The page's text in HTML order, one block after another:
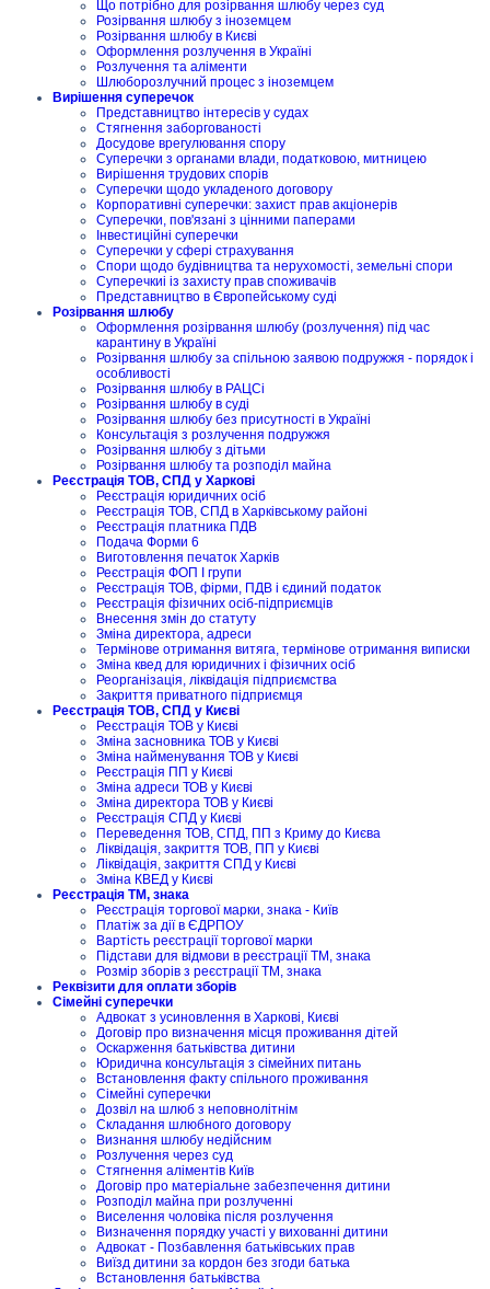
Що потрібно для розірвання шлюбу через суд
Розірвання шлюбу з іноземцем
Розірвання шлюбу в Києві
Оформлення розлучення в Україні
Розлучення та аліменти
Шлюборозлучний процес з іноземцем
Вирішення суперечок
Представництво інтересів у судах
Стягнення заборгованості
Досудове врегулювання спору
Суперечки з органами влади, податковою, митницею
Вирішення трудових спорів
Суперечки щодо укладеного договору
Корпоративні суперечки: захист прав акціонерів
Суперечки, пов'язані з цінними паперами
Інвестиційні суперечки
Суперечки у сфері страхування
Спори щодо будівництва та нерухомості, земельні спори
Суперечкиі із захисту прав споживачів
Представництво в Європейському суді
Розірвання шлюбу
Оформлення розірвання шлюбу (розлучення) під час
карантину в Україні
Розірвання шлюбу за спільною заявою подружжя - порядок і
особливості
Розірвання шлюбу в РАЦСі
Розірвання шлюбу в суді
Розірвання шлюбу без присутності в Україні
Консультація з розлучення подружжя
Розірвання шлюбу з дітьми
Розірвання шлюбу та розподіл майна
Реєстрація ТОВ, СПД у Харкові
Реєстрація юридичних осіб
Реєстрація ТОВ, СПД в Харківському районі
Реєстрація платника ПДВ
Подача Форми 6
Виготовлення печаток Харків
Реєстрація ФОП I групи
Реєстрація ТОВ, фірми, ПДВ і єдиний податок
Реєстрація фізичних осіб-підприємців
Внесення змін до статуту
Зміна директора, адреси
Термінове отримання витяга, термінове отримання виписки
Зміна квед для юридичних і фізичних осіб
Реорганізація, ліквідація підприємства
Закриття приватного підприємця
Реєстрація ТОВ, СПД у Києві
Реєстрація ТОВ у Києві
Зміна засновника ТОВ у Києві
Зміна найменування ТОВ у Києві
Реєстрація ПП у Києві
Зміна адреси ТОВ у Києві
Зміна директора ТОВ у Києві
Реєстрація СПД у Києві
Переведення ТОВ, СПД, ПП з Криму до Києва
Ліквідація, закриття ТОВ, ПП у Києві
Ліквідація, закриття СПД у Києві
Зміна КВЕД у Києві
Реєстрація ТМ, знака
Реєстрація торгової марки, знака - Київ
Платіж за дії в ЄДРПОУ
Вартість реєстрації торгової марки
Підстави для відмови в реєстрації ТМ, знака
Розмір зборів з реєстрації ТМ, знака
Реквізити для оплати зборів
Сімейні суперечки
Адвокат з усиновлення в Харкові, Києві
Договір про визначення місця проживання дітей
Оскарження батьківства дитини
Юридична консультація з сімейних питань
Встановлення факту спільного проживання
Сімейні суперечки
Дозвіл на шлюб з неповнолітнім
Складання шлюбного договору
Визнання шлюбу недійсним
Розлучення через суд
Стягнення аліментів Київ
Договір про матеріальне забезпечення дитини
Розподіл майна при розлученні
Виселення чоловіка після розлучення
Визначення порядку участі у вихованні дитини
Адвокат - Позбавлення батьківських прав
Виїзд дитини за кордон без згоди батька
Встановлення батьківства